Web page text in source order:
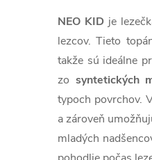
NEO KIDje
lezcov. Tieto
takže sú ideálne
zo syntetických
typoch povrchov.
a zároveň
mladých